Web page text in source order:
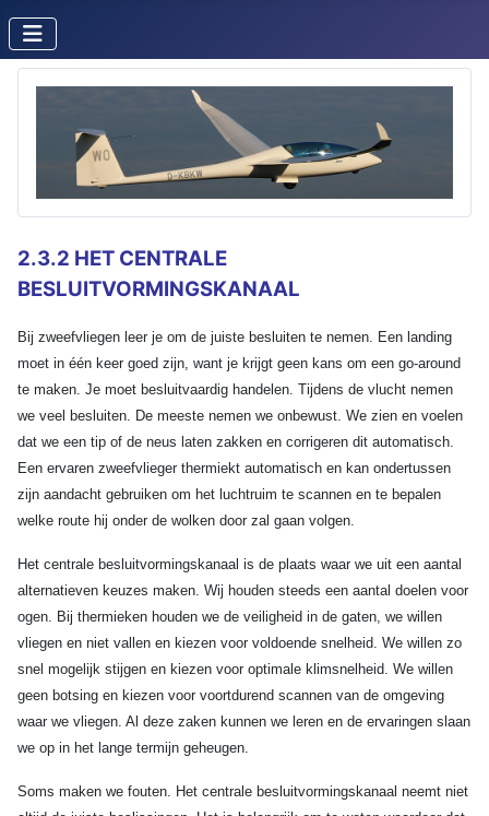
2.3.2 HET CENTRALE
BESLUITVORMINGSKANAAL
Bij zweefvliegen leer je om de juiste besluiten te nemen. Een landing
moet in één keer goed zijn, want je krijgt geen kans om een go-around
te maken. Je moet besluitvaardig handelen. Tijdens de vlucht nemen
we veel besluiten. De meeste nemen we onbewust. We zien en voelen
dat we een tip of de neus laten zakken en corrigeren dit automatisch.
Een ervaren zweefvlieger thermiekt automatisch en kan ondertussen
zijn aandacht gebruiken om het luchtruim te scannen en te bepalen
welke route hij onder de wolken door zal gaan volgen.
Het centrale besluitvormingskanaal is de plaats waar we uit een aantal
alternatieven keuzes maken. Wij houden steeds een aantal doelen voor
ogen. Bij thermieken houden we de veiligheid in de gaten, we willen
vliegen en niet vallen en kiezen voor voldoende snelheid. We willen zo
snel mogelijk stijgen en kiezen voor optimale klimsnelheid. We willen
geen botsing en kiezen voor voortdurend scannen van de omgeving
waar we vliegen. Al deze zaken kunnen we leren en de ervaringen slaan
we op in het lange termijn geheugen.
Soms maken we fouten. Het centrale besluitvormingskanaal neemt niet